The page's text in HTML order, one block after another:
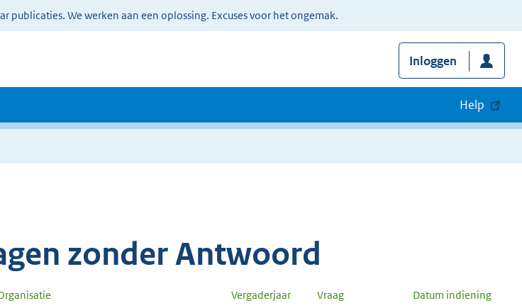
publicaties. We werken aan een oplossing. Excuses voor het ongemak.
Inloggen
Help
zonder Antwoord
Vergaderjaar Vraag Datum indiening